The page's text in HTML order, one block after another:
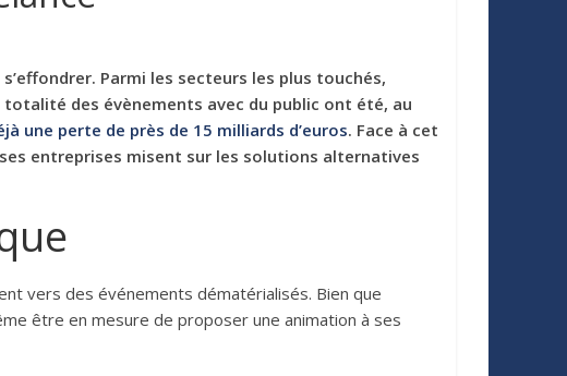
Parmi les secteurs les plus touchés,
totalité des évènements avec du public ont été, au
jà une perte de près de 15 milliards d’euros. Face à cet
entreprises misent sur les solutions alternatives
vers des événements dématérialisés. Bien que
me être en mesure de proposer une animation à ses